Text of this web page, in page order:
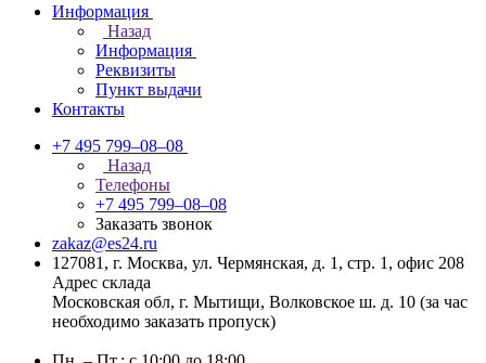
Информация
Назад
Информация
Реквизиты
Пункт выдачи
Контакты
+7 495 799–08–08
Назад
Телефоны
+7 495 799–08–08
Заказать звонок
zakaz@es24.ru
127081, г. Москва, ул. Чермянская, д. 1, стр. 1, офис 208
Адрес склада
Московская обл, г. Мытищи, Волковское ш. д. 10 (за час
необходимо заказать пропуск)